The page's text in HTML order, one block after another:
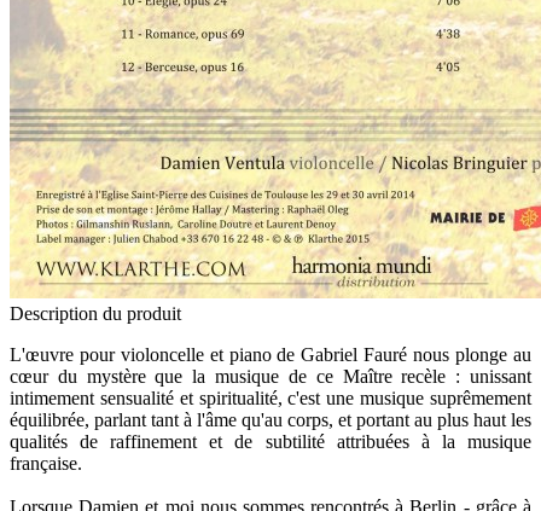
Description du produit
L'œuvre pour violoncelle et piano de Gabriel Fauré nous plonge au
cœur du mystère que la musique de ce Maître recèle : unissant
intimement sensualité et spiritualité, c'est une musique suprêmement
équilibrée, parlant tant à l'âme qu'au corps, et portant au plus haut les
qualités de raffinement et de subtilité attribuées à la musique
française.
Lorsque Damien et moi nous sommes rencontrés à Berlin - grâce à